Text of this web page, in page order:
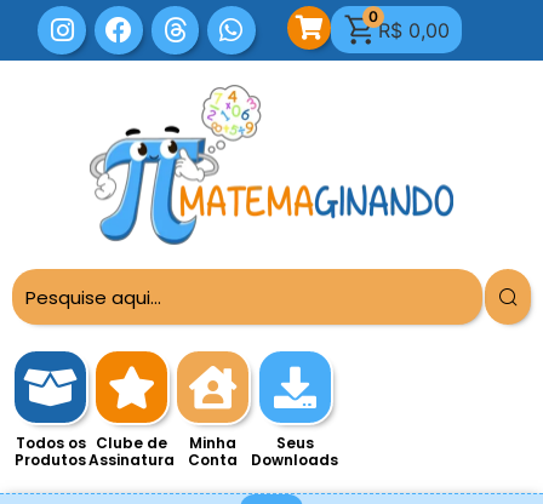
0
R$ 0,00
Todos os
Produtos
Clube de
Assinatura
Minha
Conta
Seus
Downloads